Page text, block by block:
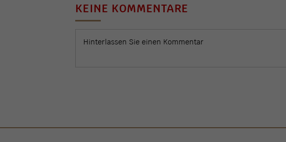
KEINE KOMMENTARE